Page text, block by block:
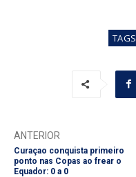
TAGS
ANTERIOR
Curaçao conquista primeiro
ponto nas Copas ao frear o
Equador: 0 a 0